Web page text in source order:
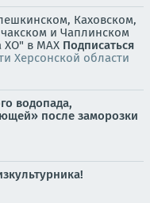
Каховском,
и Чаплинском
ХО" в MAX Подписаться
Херсонской области
водопада,
после заморозки